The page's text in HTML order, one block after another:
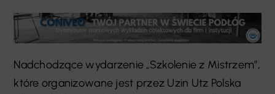
Nadchodzące wydarzenie „Szkolenie z Mistrzem”,
które organizowane jest przez Uzin Utz Polska